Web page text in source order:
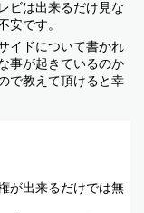
ビは出来るだけ見な
安です。
イドについて書かれ
事が起きているのか
で教えて頂けると幸
が出来るだけでは無